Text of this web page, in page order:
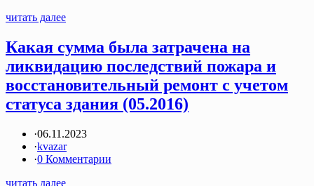
читать далее
Какая сумма была затрачена на
ликвидацию последствий пожара и
восстановительный ремонт с учетом
статуса здания (05.2016)
·06.11.2023
·kvazar
·0 Комментарии
читать далее